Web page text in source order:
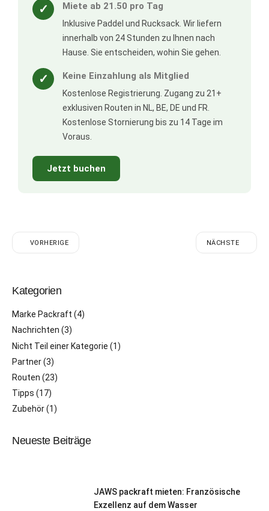
✓ Miete ab 21.50 pro Tag
Inklusive Paddel und Rucksack. Wir liefern
innerhalb von 24 Stunden zu Ihnen nach
Hause. Sie entscheiden, wohin Sie gehen.
✓ Keine Einzahlung als Mitglied
Kostenlose Registrierung. Zugang zu 21+
exklusiven Routen in NL, BE, DE und FR.
Kostenlose Stornierung bis zu 14 Tage im
Voraus.
Jetzt buchen
VORHERIGE NÄCHSTE
Kategorien
Marke Packraft (4)
Nachrichten (3)
Nicht Teil einer Kategorie (1)
Partner(3)
Routen (23)
Tipps (17)
Zubehör(1)
Neueste Beiträge
JAWS packraft mieten: Französische
Exzellenz auf dem Wasser